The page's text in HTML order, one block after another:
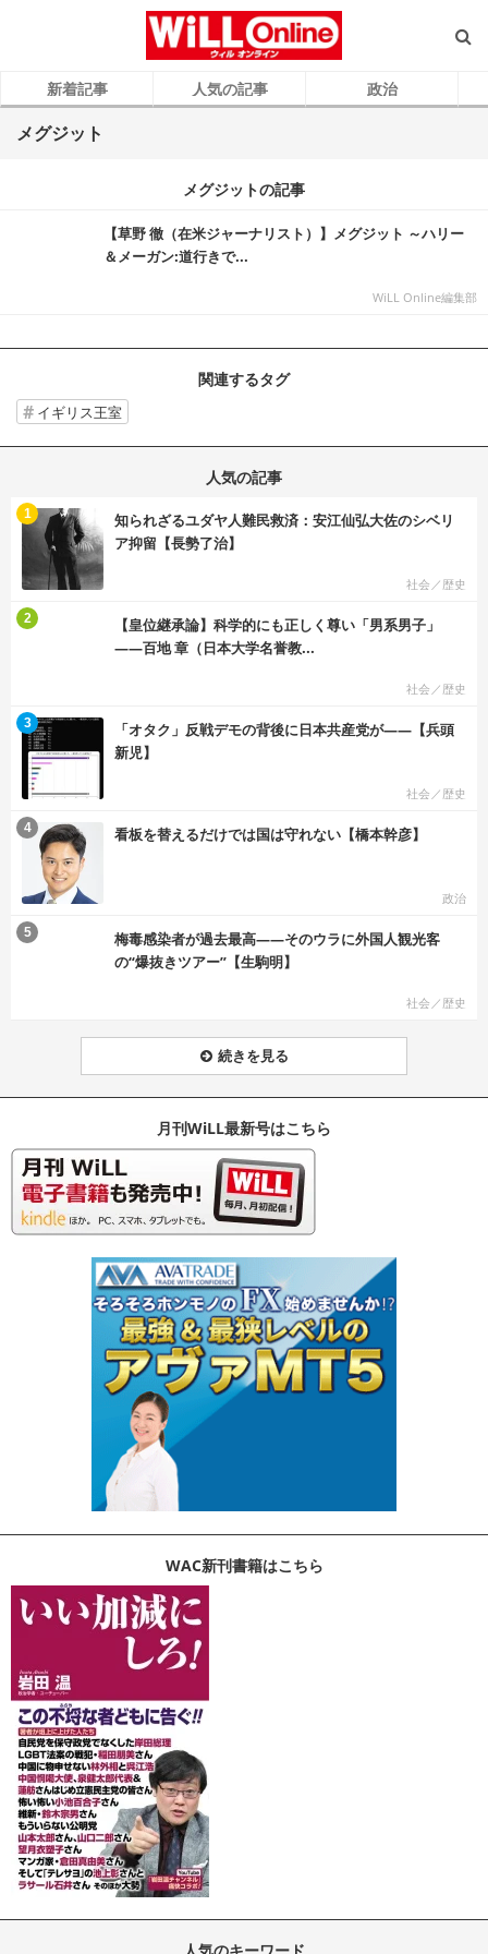
新着記事 人気の記事 政治
メグジット
メグジットの記事
【草野 徹（在米ジャーナリスト）】メグジット ～ハリー
＆メーガン:道行きで...
WiLL Online編集部
関連するタグ
イギリス王室
人気の記事
知られざるユダヤ人難民救済：安江仙弘大佐のシベリ
ア抑留【長勢了治】
社会／歴史
1
【皇位継承論】科学的にも正しく尊い「男系男子」
――百地 章（日本大学名誉教...
社会／歴史
2
「オタク」反戦デモの背後に日本共産党が――【兵頭
新児】
社会／歴史
3
看板を替えるだけでは国は守れない【橋本幹彦】
政治
4
梅毒感染者が過去最高――そのウラに外国人観光客
の“爆抜きツアー”【生駒明】
社会／歴史
5
続きを見る
月刊WiLL最新号はこちら
WAC新刊書籍はこちら